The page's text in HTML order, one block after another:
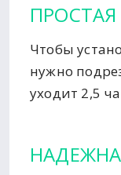
ПРОСТАЯ
Чтобы
нужно
уходит 2,5